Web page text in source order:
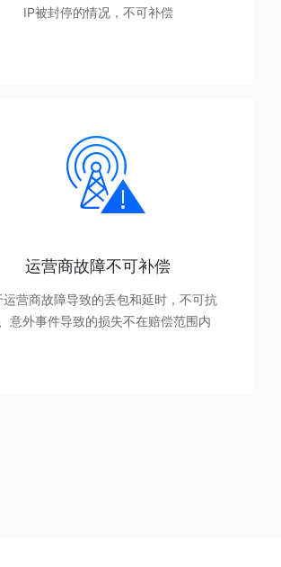
IP被封停的情况，不可补偿
运营商故障不可补偿
运营商故障导致的丢包和延时，不可抗
意外事件导致的损失不在赔偿范围内